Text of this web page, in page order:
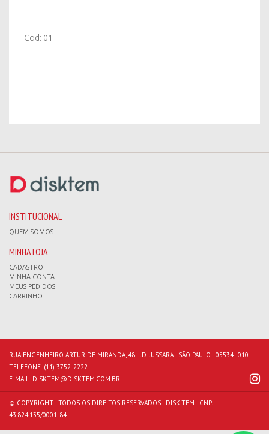
Cod: 01
INSTITUCIONAL
QUEM SOMOS
MINHA LOJA
CADASTRO
MINHA CONTA
MEUS PEDIDOS
CARRINHO
RUA ENGENHEIRO ARTUR DE MIRANDA, 48 - JD. JUSSARA - SÃO PAULO - 05534–010
TELEFONE: (11) 3752-2222
E-MAIL: DISKTEM@DISKTEM.COM.BR
© COPYRIGHT - TODOS OS DIREITOS RESERVADOS - DISK-TEM - CNPJ
43.824.135/0001-84